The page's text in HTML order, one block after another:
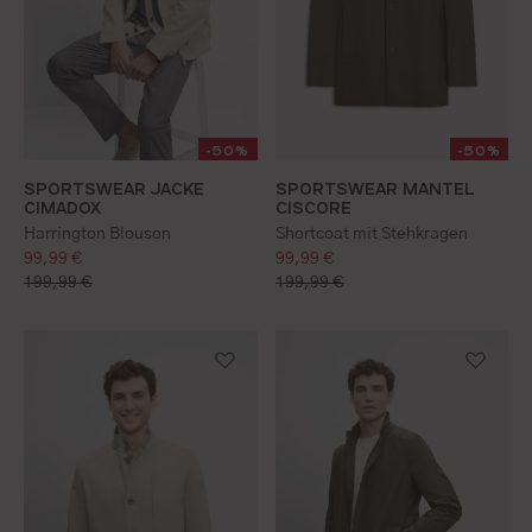
-50%
SM L XL XXL
SPORTSWEAR JACKE
CIMADOX
Harrington Blouson
verkaufspreis:
99,99 €
regulärer preis:
199,99 €
-50%
464850 5254
SPORTSWEAR MANTEL
CISCORE
Shortcoat mit Stehkragen
verkaufspreis:
99,99 €
regulärer preis:
199,99 €